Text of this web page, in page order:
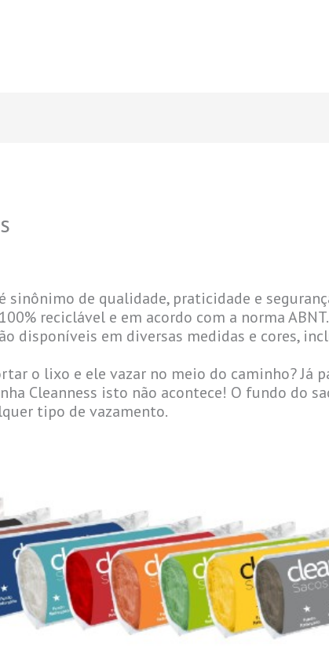
sinônimo de qualidade, praticidade e
reciclável e em acordo com a norma
disponíveis em diversas medidas e cores,
o lixo e ele vazar no meio do caminho? Já
Cleanness isto não acontece! O fundo do
tipo de vazamento.